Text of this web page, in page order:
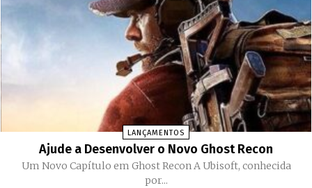
LANÇAMENTOS
Ajude a Desenvolver o Novo Ghost Recon
Um Novo Capítulo em Ghost Recon A Ubisoft, conhecida
por...